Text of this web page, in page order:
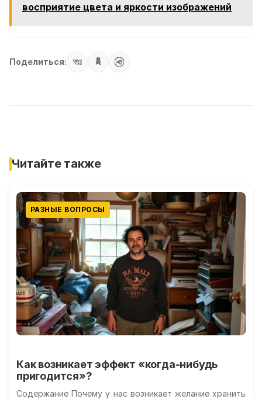
восприятие цвета и яркости изображений
Поделиться:
Читайте также
РАЗНЫЕ ВОПРОСЫ
Как возникает эффект «когда-нибудь
пригодится»?
Содержание Почему у нас возникает желание хранить